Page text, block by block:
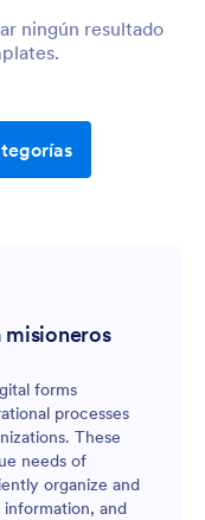
ningún resultado
misioneros
forms
processes
These
needs of
organize and
and